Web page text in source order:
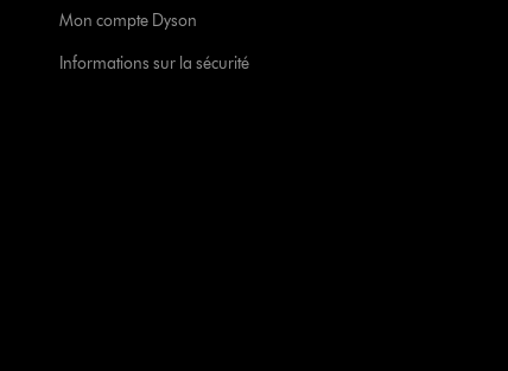
Mon compte Dyson
Informations sur la sécurité